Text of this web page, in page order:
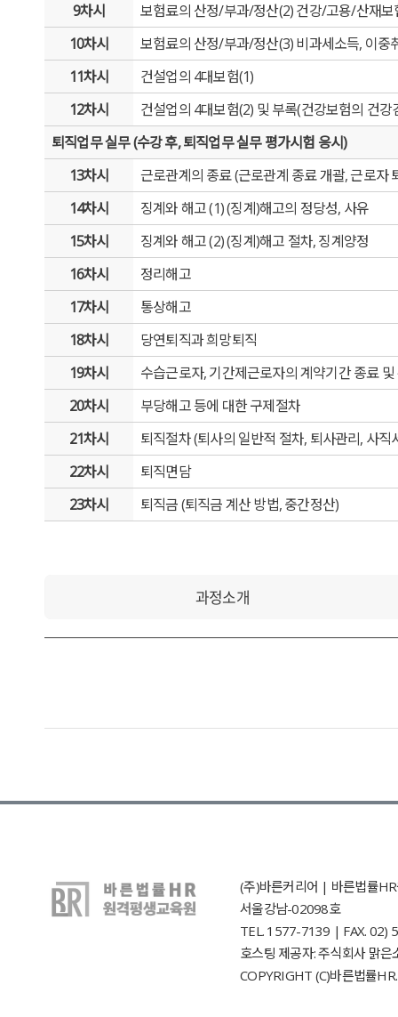
9차시
보험료의 산정/부과/정산(2) 건강/고용/산재보
10차시
보험료의 산정/부과/정산(3) 비과세소득, 이중
11차시
건설업의 4대보험(1)
12차시
건설업의 4대보험(2) 및 부록(건강보험의 건
퇴직업무 실무 (수강 후, 퇴직업무 실무 평가시험 응시)
13차시
근로관계의 종료 (근로관계 종료 개괄, 근로자
14차시
징계와 해고 (1) (징계)해고의 정당성, 사유
15차시
징계와 해고 (2) (징계)해고 절차, 징계양정
16차시
정리해고
17차시
통상해고
18차시
당연퇴직과 희망퇴직
19차시
수습근로자, 기간제근로자의 계약기간 종료
20차시
부당해고 등에 대한 구제절차
21차시
퇴직절차 (퇴사의 일반적 절차, 퇴사관리, 사직
22차시
퇴직면담
23차시
퇴직금 (퇴직금 계산 방법, 중간정산)
과정소개
(주)바른커리어 | 바른법률
서울강남-02098호
TEL. 1577-7139 | FAX. 02)
호스팅 제공자: 주식회사 맑은
COPYRIGHT (C)바른법률